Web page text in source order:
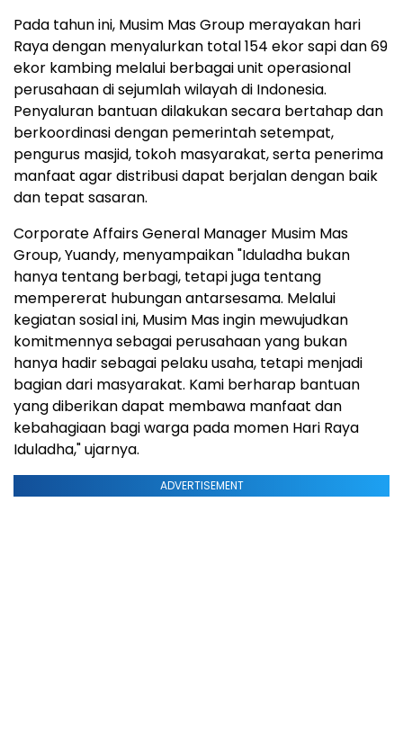
Pada tahun ini, Musim Mas Group merayakan hari
Raya dengan menyalurkan total 154 ekor sapi dan 69
ekor kambing melalui berbagai unit operasional
perusahaan di sejumlah wilayah di Indonesia.
Penyaluran bantuan dilakukan secara bertahap dan
berkoordinasi dengan pemerintah setempat,
pengurus masjid, tokoh masyarakat, serta penerima
manfaat agar distribusi dapat berjalan dengan baik
dan tepat sasaran.
Corporate Affairs General Manager Musim Mas
Group, Yuandy, menyampaikan "Iduladha bukan
hanya tentang berbagi, tetapi juga tentang
mempererat hubungan antarsesama. Melalui
kegiatan sosial ini, Musim Mas ingin mewujudkan
komitmennya sebagai perusahaan yang bukan
hanya hadir sebagai pelaku usaha, tetapi menjadi
bagian dari masyarakat. Kami berharap bantuan
yang diberikan dapat membawa manfaat dan
kebahagiaan bagi warga pada momen Hari Raya
Iduladha," ujarnya.
ADVERTISEMENT